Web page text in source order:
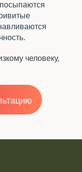
человеку,